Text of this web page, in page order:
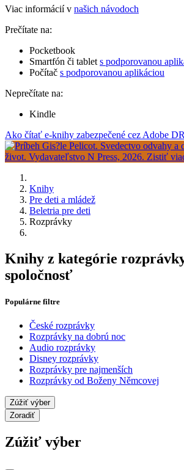
Viac informácií v našich návodoch
Prečítate na:
Pocketbook
Smartfón či tablet s podporovanou
Počítač s podporovanou aplikáciou
Neprečítate na:
Kindle
Ako čítať e-knihy zabezpečené cez Adobe
Knihy
Pre deti a mládež
Beletria pre deti
Rozprávky
Knihy z kategórie
spoločnosť
Populárne filtre
České rozprávky
Rozprávky na dobrú noc
Audio rozprávky
Disney rozprávky
Rozprávky pre najmenších
Rozprávky od Boženy Němcovej
Zúžiť výber
Zoradiť
Zúžiť výber